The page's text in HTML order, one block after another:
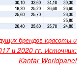
брендов красоты и
и 2020 гг. Источник:
Kantar Worldpanel